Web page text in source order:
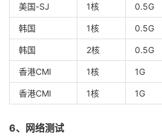
美国-SJ 1核 0.5G
韩国 1核 0.5G
韩国 2核 0.5G
香港CMI 1核 1G
香港CMI 1核 1G
6、网络测试